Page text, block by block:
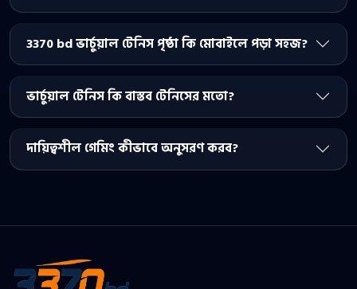
3370 bd ভার্চুয়াল টেনিস পৃষ্ঠা কি মোবাইলে পড়া সহজ?
ভার্চুয়াল টেনিস কি বাস্তব টেনিসের মতো?
দায়িত্বশীল গেমিং কীভাবে অনুসরণ করব?